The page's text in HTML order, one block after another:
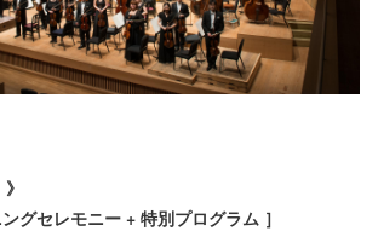
グセレモニー + 特別プログラム ］